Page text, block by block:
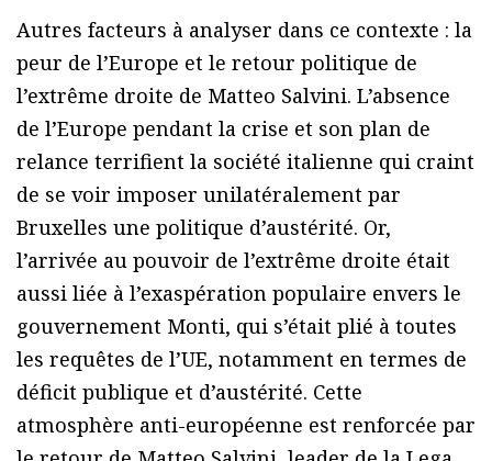
Autres facteurs à analyser dans ce contexte : la
peur de l’Europe et le retour politique de
l’extrême droite de Matteo Salvini. L’absence
de l’Europe pendant la crise et son plan de
relance terrifient la société italienne qui craint
de se voir imposer unilatéralement par
Bruxelles une politique d’austérité. Or,
l’arrivée au pouvoir de l’extrême droite était
aussi liée à l’exaspération populaire envers le
gouvernement Monti, qui s’était plié à toutes
les requêtes de l’UE, notamment en termes de
déficit publique et d’austérité. Cette
atmosphère anti-européenne est renforcée par